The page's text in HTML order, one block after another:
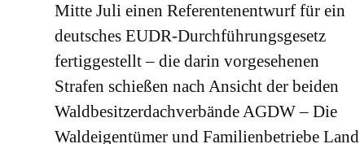
Mitte Juli einen Referentenentwurf für ein
deutsches EUDR-Durchführungsgesetz
fertiggestellt – die darin vorgesehenen
Strafen schießen nach Ansicht der beiden
Waldbesitzerdachverbände AGDW – Die
Waldeigentümer und Familienbetriebe Land